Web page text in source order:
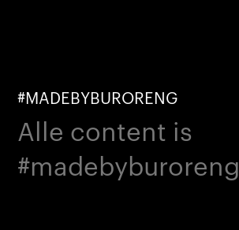
#MADEBYBURORENG
Alle content is
#madebyburoreng